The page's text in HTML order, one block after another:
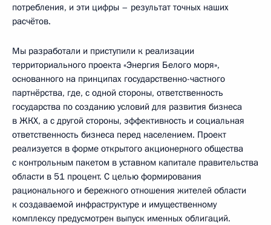
потребления, и эти цифры – результат точных наших
расчётов.
Мы разработали и приступили к реализации
территориального проекта «Энергия Белого моря»,
основанного на принципах государственно-частного
партнёрства, где, с одной стороны, ответственность
государства по созданию условий для развития бизнеса
в ЖКХ, а с другой стороны, эффективность и социальная
ответственность бизнеса перед населением. Проект
реализуется в форме открытого акционерного общества
с контрольным пакетом в уставном капитале правительства
области в 51 процент. С целью формирования
рационального и бережного отношения жителей области
к создаваемой инфраструктуре и имущественному
комплексу предусмотрен выпуск именных облигаций.